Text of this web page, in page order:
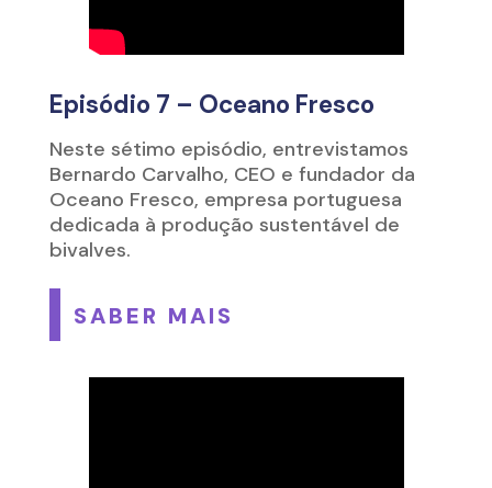
Episódio 7 – Oceano Fresco
Neste sétimo episódio, entrevistamos
Bernardo Carvalho, CEO e fundador da
Oceano Fresco, empresa portuguesa
dedicada à produção sustentável de
bivalves.
SABER MAIS